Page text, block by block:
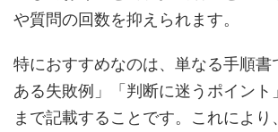
や質問の回数を抑えられます。
特におすすめなのは、単なる手順書
ある失敗例」「判断に迷うポイント
まで記載することです。これによ